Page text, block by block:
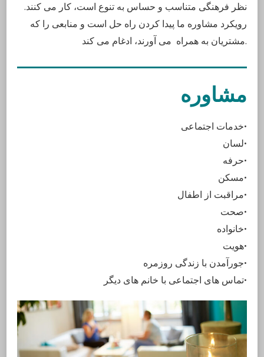
نظر فرهنگی متناسب و حساس به تنوع است، کار می کنند.
رویکرد مشاوره ما پیدا کردن راه حل است و منابعی را که
مشتریان به همراه می آورند، ادغام می کند.
مشاوره
خدمات اجتماعی•
لسان•
حرفه•
مسکن•
مراقبت از اطفال•
صحت•
خانواده•
هویت•
جورآمدن با زندگی روزمره•
تماس های اجتماعی با خانم های دیگر•